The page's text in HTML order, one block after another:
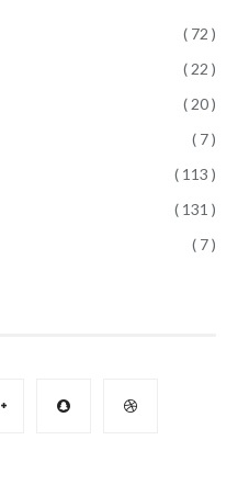
( 72 )
( 22 )
( 20 )
( 7 )
( 113 )
( 131 )
( 7 )